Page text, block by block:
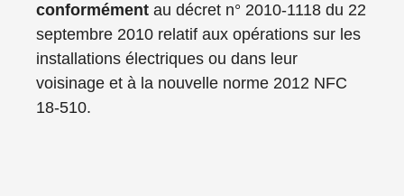
conformément au décret n° 2010-1118 du 22
septembre 2010 relatif aux opérations sur les
installations électriques ou dans leur
voisinage et à la nouvelle norme 2012 NFC
18-510.